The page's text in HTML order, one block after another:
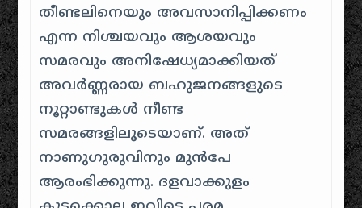
തീണ്ടലിനെയും അവസാനിപ്പിക്കണം
എന്ന നിശ്ചയവും ആശയവും
സമരവും അനിഷേധ്യമാക്കിയത്
അവർണ്ണരായ ബഹുജനങ്ങളുടെ
നൂറ്റാണ്ടുകൾ നീണ്ട
സമരങ്ങളിലൂടെയാണ്. അത്
നാണുഗുരുവിനും മുൻപേ
ആരംഭിക്കുന്നു. ദളവാക്കുളം